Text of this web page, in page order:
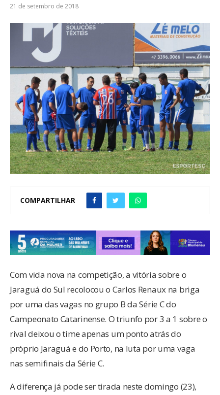
21 de setembro de 2018
COMPARTILHAR
Com vida nova na competição, a vitória sobre o
Jaraguá do Sul recolocou o Carlos Renaux na briga
por uma das vagas no grupo B da Série C do
Campeonato Catarinense. O triunfo por 3 a 1 sobre o
rival deixou o time apenas um ponto atrás do
próprio Jaraguá e do Porto, na luta por uma vaga
nas semifinais da Série C.
A diferença já pode ser tirada neste domingo (23),